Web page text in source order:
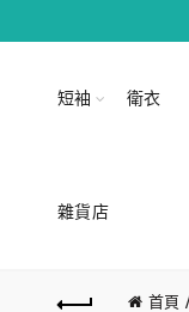
短袖 衛衣
雜貨店
首頁